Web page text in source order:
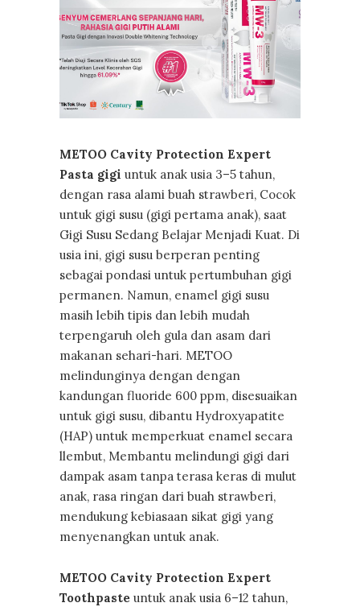
METOO Cavity Protection Expert
Pasta gigi untuk anak usia 3–5 tahun,
dengan rasa alami buah strawberi, Cocok
untuk gigi susu (gigi pertama anak), saat
Gigi Susu Sedang Belajar Menjadi Kuat. Di
usia ini, gigi susu berperan penting
sebagai pondasi untuk pertumbuhan gigi
permanen. Namun, enamel gigi susu
masih lebih tipis dan lebih mudah
terpengaruh oleh gula dan asam dari
makanan sehari-hari. METOO
melindunginya dengan dengan
kandungan fluoride 600 ppm, disesuaikan
untuk gigi susu, dibantu Hydroxyapatite
(HAP) untuk memperkuat enamel secara
llembut, Membantu melindungi gigi dari
dampak asam tanpa terasa keras di mulut
anak, rasa ringan dari buah strawberi,
mendukung kebiasaan sikat gigi yang
menyenangkan untuk anak.
METOO Cavity Protection Expert
Toothpaste untuk anak usia 6–12 tahun,